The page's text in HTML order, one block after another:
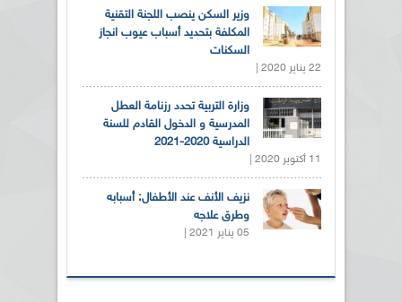
وزير السكن ينصب اللجنة التقنية
المكلفة بتحديد أسباب عيوب انجاز
السكنات
22 يناير 2020 |
وزارة التربية تحدد رزنامة العطل
المدرسية و الدخول القادم للسنة
الدراسية 2020-2021
11 أكتوبر 2020 |
نزيف الأنف عند الأطفال: أسبابه
وطرق علاجه
05 يناير 2021 |